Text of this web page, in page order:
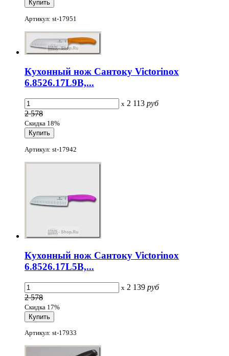
Артикул: st-17951
Кухонный нож Сантоку Victorinox
6.8526.17L9B,...
x 2 113 руб
2 578
Скидка 18%
Артикул: st-17942
Кухонный нож Сантоку Victorinox
6.8526.17L5B,...
x 2 139 руб
2 578
Скидка 17%
Артикул: st-17933